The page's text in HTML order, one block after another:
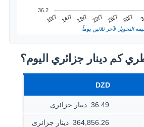
10/7 14/7 18/7 22/7 26/7 30/7
36.2
التحويل لآخر ثلاثين يوماً
DZD
36.49 ‏ دينار جزائرى
364,856.26 ‏ دينار جزائرى